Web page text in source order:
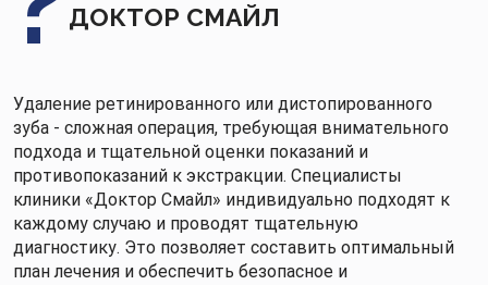
ДОКТОР СМАЙЛ
Удаление ретинированного или дистопированного
зуба - сложная операция, требующая внимательного
подхода и тщательной оценки показаний и
противопоказаний к экстракции. Специалисты
клиники «Доктор Смайл» индивидуально подходят к
каждому случаю и проводят тщательную
диагностику. Это позволяет составить оптимальный
план лечения и обеспечить безопасное и